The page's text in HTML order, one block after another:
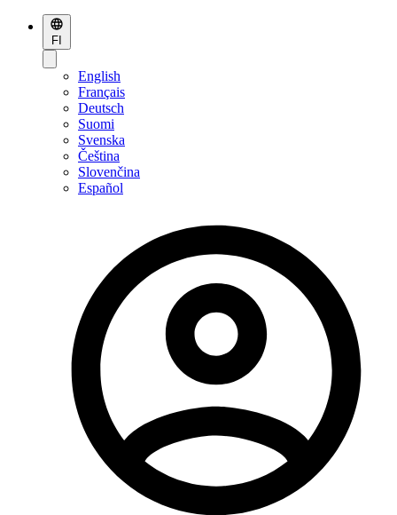
FI
English
Français
Deutsch
Suomi
Svenska
Čeština
Slovenčina
Español